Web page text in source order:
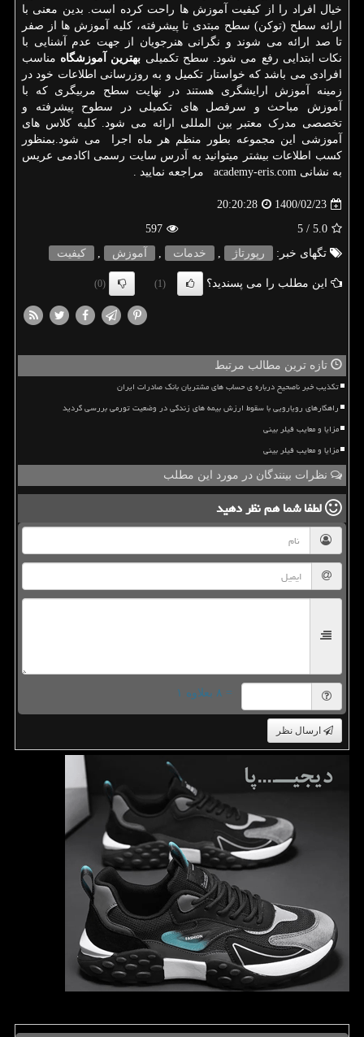
خیال افراد را از کیفیت آموزش ها راحت کرده است. بدین معنی با
ارائه سطح (توکن) سطح مبتدی تا پیشرفته، کلیه آموزش ها از صفر
تا صد ارائه می شوند و نگرانی هنرجویان از جهت عدم آشنایی با
نکات ابتدایی رفع می شود. سطح تکمیلی بهترین آموزشگاه مناسب
افرادی می باشد که خواستار تکمیل و به روزرسانی اطلاعات خود در
زمینه آموزش ارایشگری هستند در نهایت سطح مربیگری که با
آموزش مباحث و سرفصل های تکمیلی در سطوح پیشرفته و
تخصصی مدرک معتبر بین المللی ارائه می شود. کلیه کلاس های
آموزشی این مجموعه بطور منظم هر ماه اجرا می شود.بمنظور
کسب اطلاعات بیشتر میتوانید به آدرس سایت رسمی اکادمی عریس
به نشانی academy-eris.com مراجعه نمایید .
1400/02/23
20:20:28
5.0
/ 5
597
تگهای خبر:
رپورتاژ , خدمات , آموزش , كیفیت
این مطلب را می پسندید؟ (1)
(0)
تازه ترین مطالب مرتبط
تکذیب خبر ناصحیح درباره ی حساب های مشتریان بانک صادرات ایران
راهکارهای رویارویی با سقوط ارزش بیمه های زندگی در وضعیت تورمی بررسی گردید
مزایا و معایب فیلر بینی
مزایا و معایب فیلر بینی
نظرات بینندگان در مورد این مطلب
لطفا شما همنظر دهید
= ۸ بعلاوه ۱
ارسال نظر